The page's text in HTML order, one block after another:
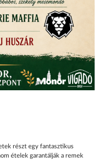
részt egy fantasztikus
ételek garantálják a remek